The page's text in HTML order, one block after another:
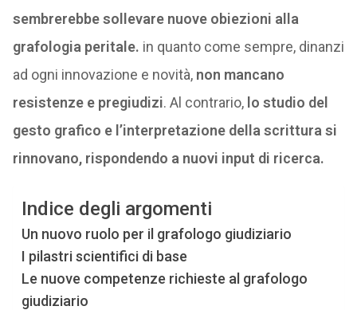
sembrerebbe sollevare nuove obiezioni alla
grafologia peritale. in quanto come sempre, dinanzi
ad ogni innovazione e novità,non mancano
resistenze e pregiudizi. Al contrario, lo studio del
gesto grafico e l’interpretazione della scrittura si
rinnovano, rispondendo a nuovi input di ricerca.
Indice degli argomenti
Un nuovo ruolo per il grafologo giudiziario
I pilastri scientifici di base
Le nuove competenze richieste al grafologo
giudiziario